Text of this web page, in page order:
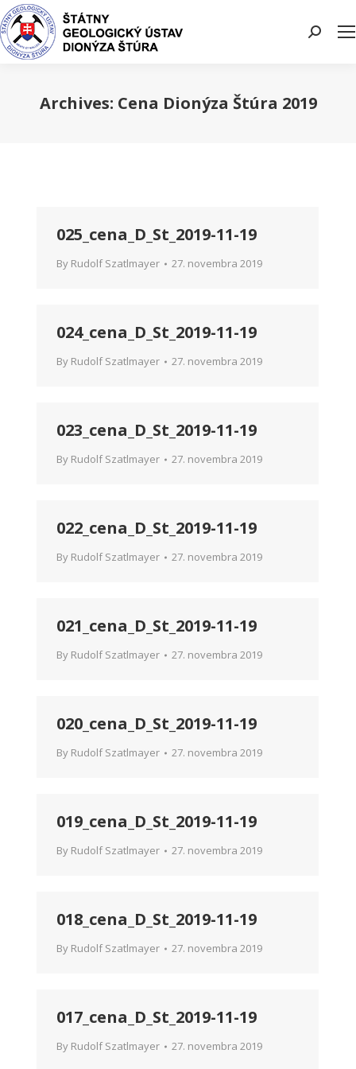
Search:
Archives: Cena Dionýza Štúra 2019
025_cena_D_St_2019-11-19
By Rudolf Szatlmayer 27. novembra 2019
024_cena_D_St_2019-11-19
By Rudolf Szatlmayer 27. novembra 2019
023_cena_D_St_2019-11-19
By Rudolf Szatlmayer 27. novembra 2019
022_cena_D_St_2019-11-19
By Rudolf Szatlmayer 27. novembra 2019
021_cena_D_St_2019-11-19
By Rudolf Szatlmayer 27. novembra 2019
020_cena_D_St_2019-11-19
By Rudolf Szatlmayer 27. novembra 2019
019_cena_D_St_2019-11-19
By Rudolf Szatlmayer 27. novembra 2019
018_cena_D_St_2019-11-19
By Rudolf Szatlmayer 27. novembra 2019
017_cena_D_St_2019-11-19
By Rudolf Szatlmayer 27. novembra 2019